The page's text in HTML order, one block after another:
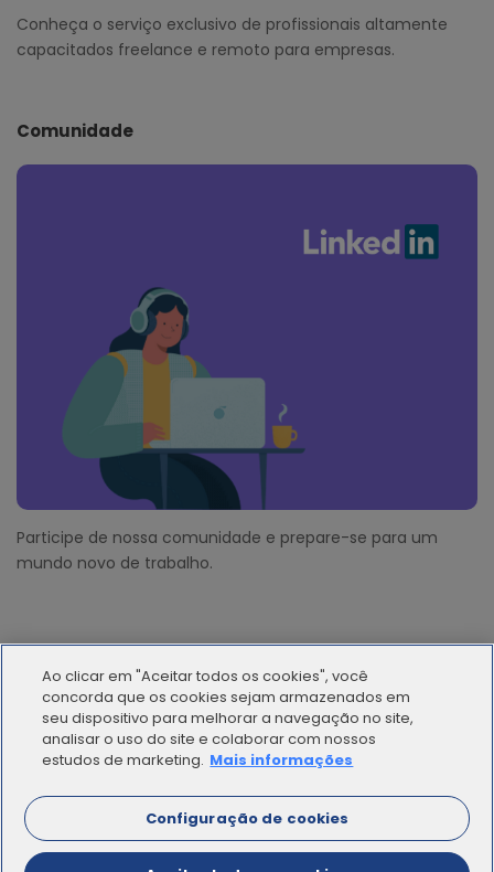
Conheça o serviço exclusivo de profissionais altamente
capacitados freelance e remoto para empresas.
Comunidade
Participe de nossa comunidade e prepare-se para um
mundo novo de trabalho.
© 2012 - 2025 | Workana LLC - Todos los derechos
reservados
Ao clicar em "Aceitar todos os cookies", você
concorda que os cookies sejam armazenados em
seu dispositivo para melhorar a navegação no site,
analisar o uso do site e colaborar com nossos
estudos de marketing. Mais informações
Configuração de cookies